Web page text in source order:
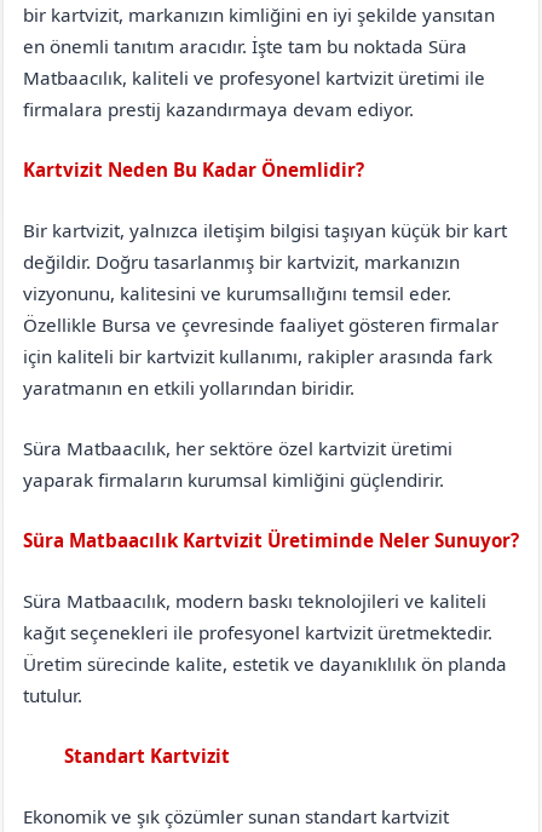
bir kartvizit, markanızın kimliğini en iyi şekilde yansıtan
en önemli tanıtım aracıdır. İşte tam bu noktada Süra
Matbaacılık, kaliteli ve profesyonel kartvizit üretimi ile
firmalara prestij kazandırmaya devam ediyor.
Kartvizit Neden Bu Kadar Önemlidir?
Bir kartvizit, yalnızca iletişim bilgisi taşıyan küçük bir kart
değildir. Doğru tasarlanmış bir kartvizit, markanızın
vizyonunu, kalitesini ve kurumsallığını temsil eder.
Özellikle Bursa ve çevresinde faaliyet gösteren firmalar
için kaliteli bir kartvizit kullanımı, rakipler arasında fark
yaratmanın en etkili yollarından biridir.
Süra Matbaacılık, her sektöre özel kartvizit üretimi
yaparak firmaların kurumsal kimliğini güçlendirir.
Süra Matbaacılık Kartvizit Üretiminde Neler Sunuyor?
Süra Matbaacılık, modern baskı teknolojileri ve kaliteli
kağıt seçenekleri ile profesyonel kartvizit üretmektedir.
Üretim sürecinde kalite, estetik ve dayanıklılık ön planda
tutulur.
Standart Kartvizit
Ekonomik ve şık çözümler sunan standart kartvizit